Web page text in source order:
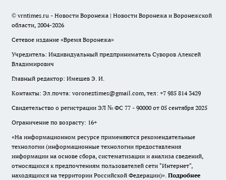
© vrntimes.ru - Новости Воронежа | Новости Воронежа и Воронежской
области, 2004-2026
Сетевое издание «Время Воронежа»
Учредитель: Индивидуальный предприниматель Суворов Алексей
Владимирович
Главный редактор: Имешев Э. И.
Контакты: Эл.почта: voroneztimes@gmail.com, тел: +7 985 814 3429
Свидетельство о регистрации ЭЛ № ФС 77 - 90000 от 05 сентября 2025
Ограничение по возрасту: 16+
«На информационном ресурсе применяются рекомендательные
технологии (информационные технологии предоставления
информации на основе сбора, систематизации и анализа сведений,
относящихся к предпочтениям пользователей сети "Интернет",
находящихся на территории Российской Федерации)». Подробнее